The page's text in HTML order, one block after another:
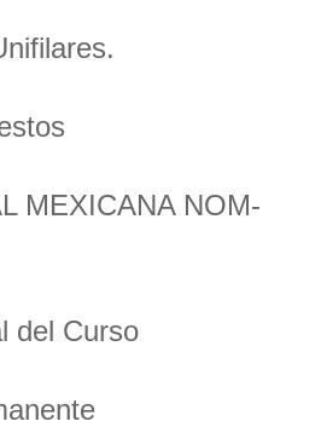
MEXICANA NOM-
del Curso